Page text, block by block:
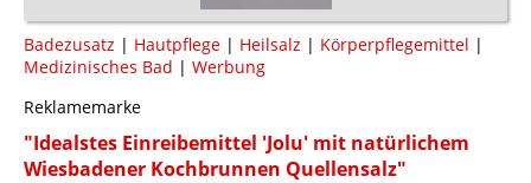
Badezusatz | Hautpflege | Heilsalz | Körperpflegemittel |
Medizinisches Bad | Werbung
Reklamemarke
"Idealstes Einreibemittel 'Jolu' mit natürlichem
Wiesbadener Kochbrunnen Quellensalz"